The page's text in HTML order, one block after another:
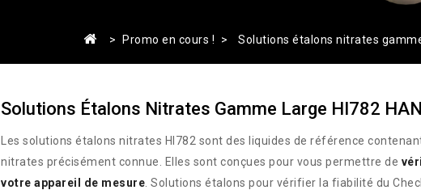
Promo en cours ! Solutions étalons nitrates
Solutions Étalons Nitrates Gamme Large HI782
Les solutions étalons nitrates HI782 sont des liquides de référence
nitrates précisément connue. Elles sont conçues pour vous permettre de
votre appareil de mesure . Solutions étalons pour vérifier la fiabilité du